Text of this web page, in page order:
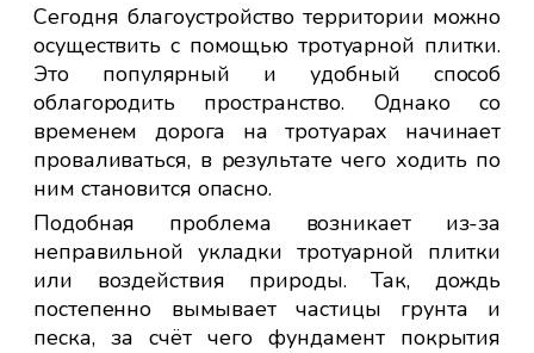
вСегодня благоустройство территории можно
осуществить с помощью тротуарной плитки.
Это популярный и удобный способ
облагородить пространство. Однако со
временем дорога на тротуарах начинает
проваливаться, в результате чего ходить по
ним становится опасно.
Подобная проблема возникает из-за
неправильной укладки тротуарной плитки
или воздействия природы. Так, дождь
постепенно вымывает частицы грунта и
песка, за счёт чего фундамент покрытия